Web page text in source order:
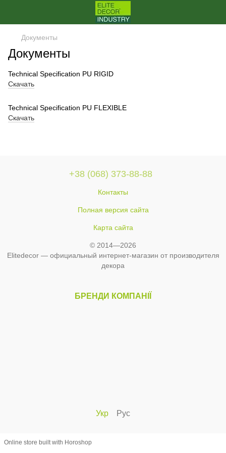
Документы
Документы
Technical Specification PU RIGID
Скачать
Technical Specification PU FLEXIBLE
Скачать
+38 (068) 373-88-88
Контакты
Полная версия сайта
Карта сайта
© 2014—2026
Elitedecor — официальный интернет-магазин от производителя
декора
БРЕНДИ КОМПАНІЇ
Укр Рус
Online store built with Horoshop